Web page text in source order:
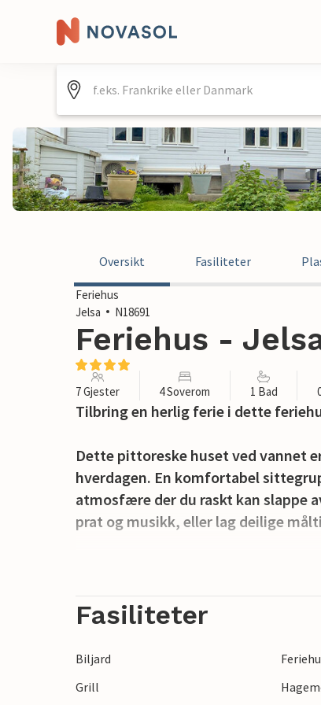
Oversikt Fasiliteter
Feriehus
Jelsa
N18691
Feriehus -
7 Gjester 4 Soverom 1 Bad
Tilbring en herlig ferie i dette
Dette pittoreske huset ved vannet
hverdagen. En komfortabel
atmosfære der du raskt kan slappe
prat og musikk, eller lag deilige
Start dagen ute når været er fint,
fordype deg i ferielesning eller en
ved vannet når som helst. Du kan
Fasiliteter
Biljard
Grill